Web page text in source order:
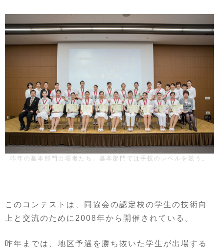
昨年の基本部門出場者たち。基本部門では手技のレベルを競う。
このコンテストは、同協会の認定校の学生の技術向
上と交流のために2008年から開催されている。
昨年までは、地区予選を勝ち抜いた学生が出場する